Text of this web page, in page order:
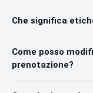
Che significa
Come posso
prenotazione?